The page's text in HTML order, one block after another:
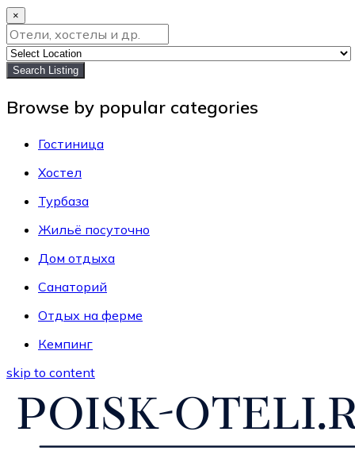
×
Search Listing
Browse by popular categories
Гостиница
Хостел
Турбаза
Жильё посуточно
Дом отдыха
Санаторий
Отдых на ферме
Кемпинг
skip to content